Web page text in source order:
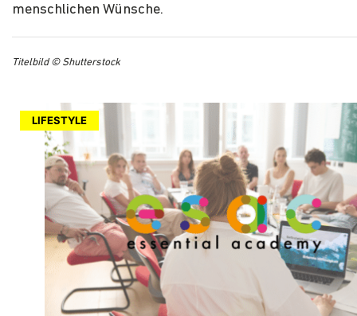
menschlichen Wünsche.
Titelbild © Shutterstock
LIFESTYLE